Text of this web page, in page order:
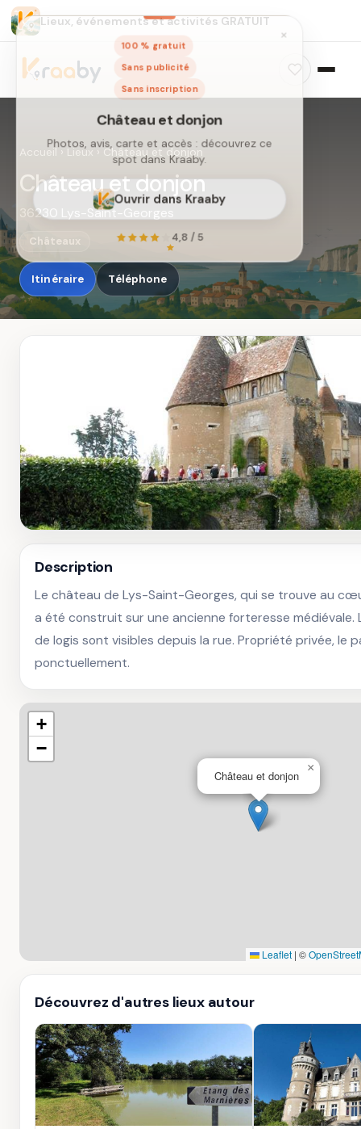
Lieux, événements et activités GRATUIT
×
100 % gratuit
Sans publicité
Sans inscription
Château et donjon
Photos, avis, carte et accès : découvrez ce
Ouvrir dans Kraaby
4,8 / 5
Accueil›Lieux›Château et donjon
Château et donjon
36230 Lys-Saint-Georges
Châteaux
Itinéraire Téléphone
Description
Le château de Lys-Saint-Georges, qui se trouve au
a été construit sur une ancienne forteresse médiévale.
de logis sont visibles depuis la rue. Propriété privée, le
ponctuellement.
Château et donjon
×
+
−
Leaflet | ©
Découvrez d'autres lieux autour